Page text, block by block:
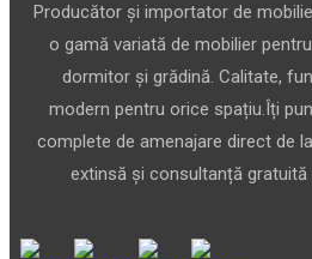
Producător și importator de
o gamă variată de mobilier
dormitor și grădină. Calitate,
modern pentru orice spațiu.Îți
complete de amenajare direct de
extinsă și consultanță